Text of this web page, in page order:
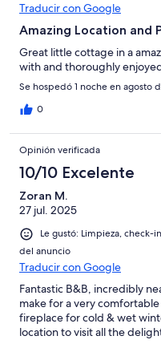
Traducir con Google
Amazing Location and
Great little cottage in a
with and thoroughly
Se hospedó 1 noche en agosto
0
Opinión verificada
10/10 Excelente
Zoran M.
27 jul. 2025
Le gustó: Limpieza, check-
del anuncio
Traducir con Google
Fantastic B&B, incredibly
make for a very
fireplace for cold & wet
location to visit all the